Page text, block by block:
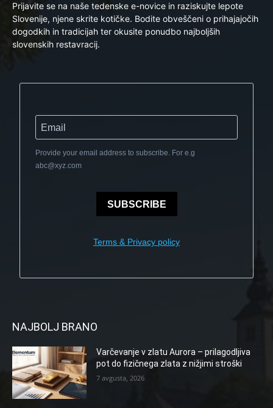
Prijavite se na naše tedenske e-novice in raziskujte lepote
Slovenije, njene skrite kotičke. Bodite obveščeni o prihajajočih
dogodkih in tradicijah ter okusite ponudbo najboljših
slovenskih restavracij.
Provide your email address to subscribe. For e.g
abc@xyz.com
SUBSCRIBE
Terms & Privacy policy
NAJBOLJ BRANO
Varčevanje v zlatu Aurora – prilagodljiva
pot do fizičnega zlata z nižjimi stroški
7 avgusta, 2026